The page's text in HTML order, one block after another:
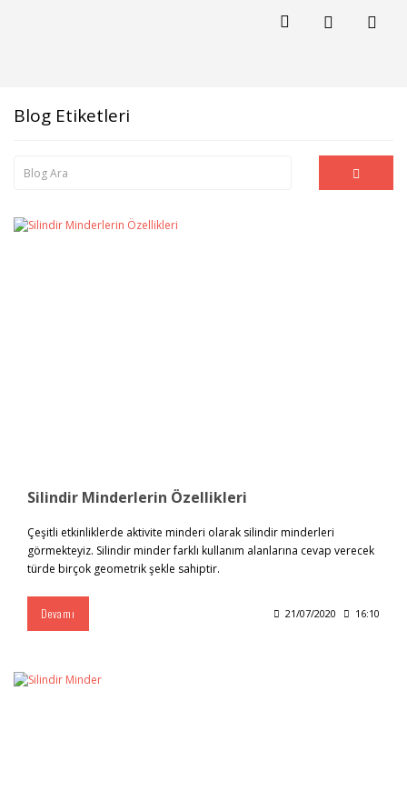
Blog Etiketleri
Silindir Minderlerin Özellikleri
Çeşitli etkinliklerde aktivite minderi olarak silindir minderleri
görmekteyiz. Silindir minder farklı kullanım alanlarına cevap verecek
türde birçok geometrik şekle sahiptir.
Devamı 21/07/2020 16:10